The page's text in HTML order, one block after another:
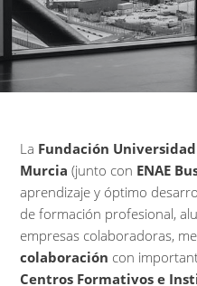
La Fundación
Murcia (junto con ENAE
aprendizaje y óptimo
de formación profesional,
empresas colaboradoras,
colaboración con
Centros Formativos e